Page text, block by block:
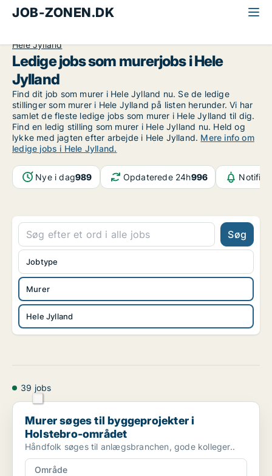
JOB-ZONEN.DK
Hele Jylland
Ledige jobs som murerjobs i Hele
Jylland
Find dit job som murer i Hele Jylland nu. Se de ledige
stillinger som murer i Hele Jylland på listen herunder. Vi har
samlet de fleste ledige jobs som murer i Hele Jylland til dig.
Find en ledig stilling som murer i Hele Jylland nu. Held og
lykke med jagten efter arbejde i Hele Jylland. Mere info om
ledige jobs i Hele Jylland.
Nye i dag989 Opdaterede 24h996
Søg
Murer
Hele Jylland
Jobtype
39 jobs
Murer søges til byggeprojekter i Holstebro-området
Murer søges til byggeprojekter i
Holstebro-området
Håndfolk søges til anlægsbranchen, gode kolleger..
Område